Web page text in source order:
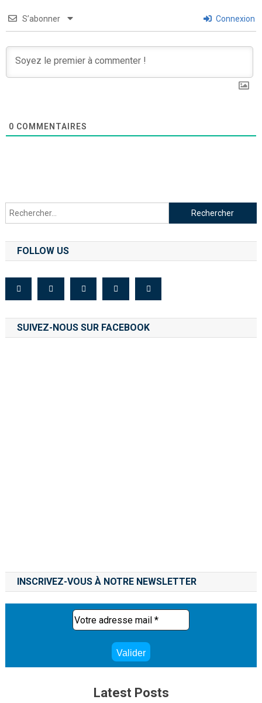
S’abonner Connexion
0 COMMENTAIRES
FOLLOW US
SUIVEZ-NOUS SUR FACEBOOK
INSCRIVEZ-VOUS À NOTRE NEWSLETTER
Latest Posts